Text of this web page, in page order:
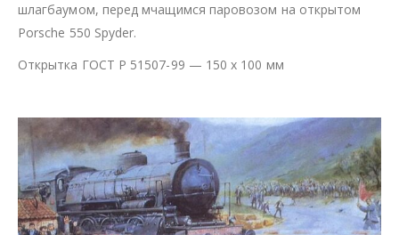
шлагбаумом, перед мчащимся паровозом на открытом
Porsche 550 Spyder.
Открытка ГОСТ Р 51507-99 — 150 х 100 мм